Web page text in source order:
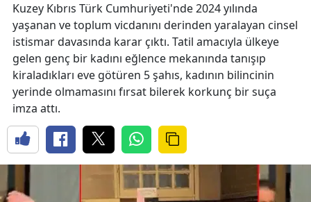
Kuzey Kıbrıs Türk Cumhuriyeti'nde 2024 yılında
yaşanan ve toplum vicdanını derinden yaralayan cinsel
istismar davasında karar çıktı. Tatil amacıyla ülkeye
gelen genç bir kadını eğlence mekanında tanışıp
kiraladıkları eve götüren 5 şahıs, kadının bilincinin
yerinde olmamasını fırsat bilerek korkunç bir suça
imza attı.